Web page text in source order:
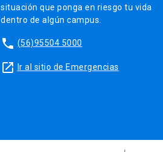
situación que ponga en riesgo tu vida
dentro de algún campus.
phone (56)95504 5000
launch Ir al sitio de Emergencias